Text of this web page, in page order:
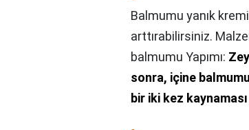
Balmumu yanık kremi
arttırabilirsiniz.
balmumu Yapımı:
sonra, içine
bir iki kez